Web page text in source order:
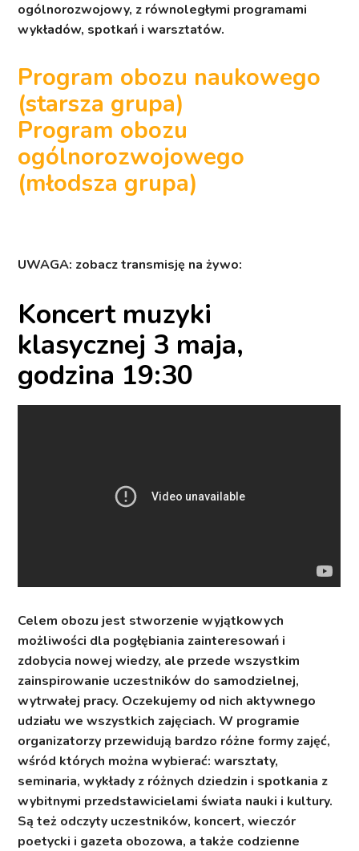
ogólnorozwojowy, z równoległymi programami
wykładów, spotkań i warsztatów.
Program obozu naukowego
(starsza grupa)
Program obozu
ogólnorozwojowego
(młodsza grupa)
UWAGA: zobacz transmisję na żywo:
Koncert muzyki
klasycznej 3 maja,
godzina 19:30
Celem obozu jest stworzenie wyjątkowych
możliwości dla pogłębiania zainteresowań i
zdobycia nowej wiedzy, ale przede wszystkim
zainspirowanie uczestników do samodzielnej,
wytrwałej pracy. Oczekujemy od nich aktywnego
udziału we wszystkich zajęciach. W programie
organizatorzy przewidują bardzo różne formy zajęć,
wśród których można wybierać: warsztaty,
seminaria, wykłady z różnych dziedzin i spotkania z
wybitnymi przedstawicielami świata nauki i kultury.
Są też odczyty uczestników, koncert, wieczór
poetycki i gazeta obozowa, a także codzienne